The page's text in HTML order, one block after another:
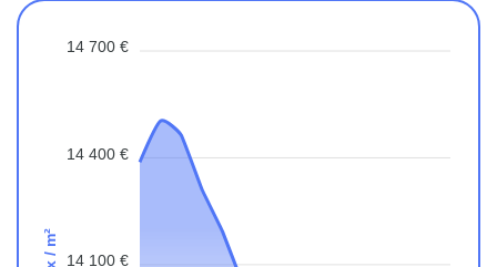
14 700 €
14 400 €
14 100 €